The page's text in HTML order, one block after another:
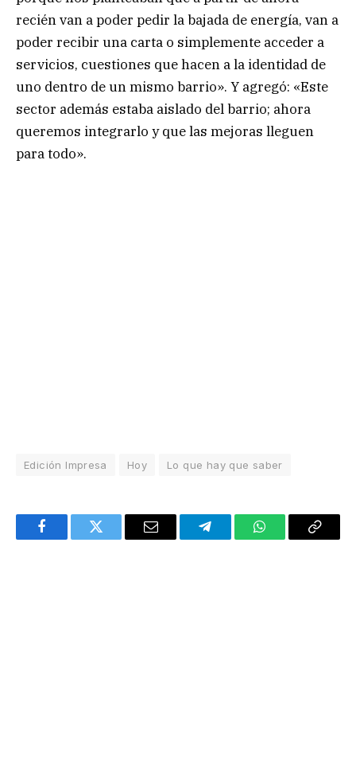
recién van a poder pedir la bajada de energía, van a
poder recibir una carta o simplemente acceder a
servicios, cuestiones que hacen a la identidad de
uno dentro de un mismo barrio». Y agregó: «Este
sector además estaba aislado del barrio; ahora
queremos integrarlo y que las mejoras lleguen
para todo».
Edición Impresa Hoy Lo que hay que saber
FacebookTwitter Email TelegramWhatsAppCopy